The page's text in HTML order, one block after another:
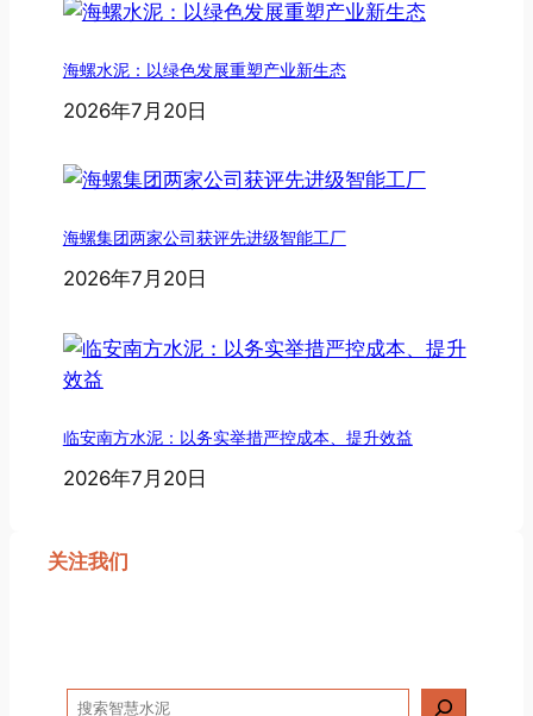
海螺水泥：以绿色发展重塑产业新生态
2026年7月20日
海螺集团两家公司获评先进级智能工厂
2026年7月20日
临安南方水泥：以务实举措严控成本、提升效益
2026年7月20日
关注我们
搜